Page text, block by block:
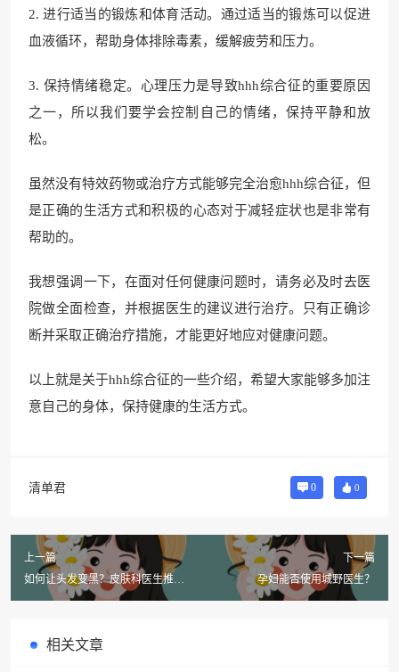
2. 进行适当的锻炼和体育活动。通过适当的锻炼可以促进
血液循环，帮助身体排除毒素，缓解疲劳和压力。
3. 保持情绪稳定。心理压力是导致hhh综合征的重要原因
之一，所以我们要学会控制自己的情绪，保持平静和放
松。
虽然没有特效药物或治疗方式能够完全治愈hhh综合征，但
是正确的生活方式和积极的心态对于减轻症状也是非常有
帮助的。
我想强调一下，在面对任何健康问题时，请务必及时去医
院做全面检查，并根据医生的建议进行治疗。只有正确诊
断并采取正确治疗措施，才能更好地应对健康问题。
以上就是关于hhh综合征的一些介绍，希望大家能够多加注
意自己的身体，保持健康的生活方式。
清单君 0 0
上一篇
如何让头发变黑？皮肤科医生推荐
4个护发秘诀
下一篇
孕妇能否使用城野医生？
相关文章